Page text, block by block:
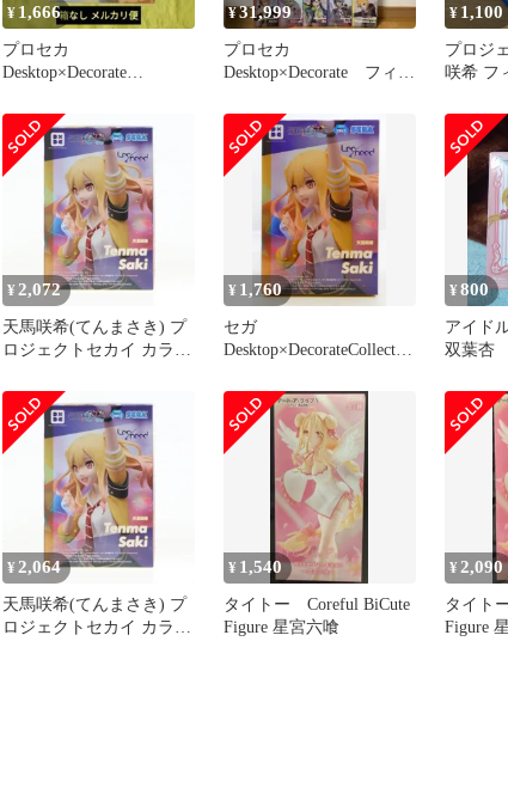
¥ 1,666
プロセカ
Desktop×Decorate
¥31,999
プロセカ
Desktop×Decorate フィギ
セット
¥ 1,100
プロジ
咲希 フ
¥2,072
天馬咲希(てんまさき) プ
ロジェクトセカイ カラフ
ク Desktop×Decorate
Collections『天馬咲希』
フィギュア プライズ
(1114845) セガ
¥ 1,760
セガ
Desktop×DecorateCollectio
ラフルステージ!feat.初音
ミク 天馬咲希
¥800
アイド
双葉杏
¥2,064
天馬咲希(てんまさき) プ
ロジェクトセカイ カラフ
¥ 1,540
タイトー Coreful BiCute
Figure 星宮六喰
¥ 2,090
タイト
Figure